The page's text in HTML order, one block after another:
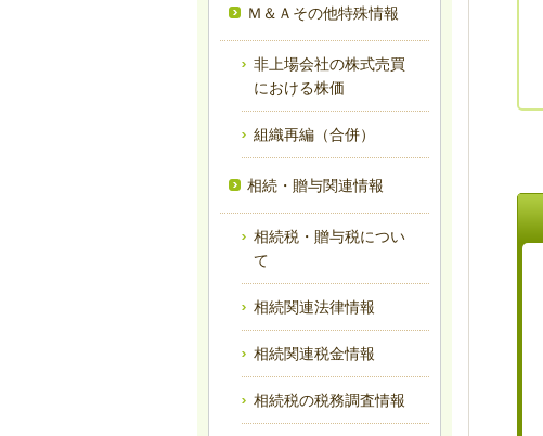
Ｍ＆Ａその他特殊情報
非上場会社の株式売買
における株価
組織再編（合併）
相続・贈与関連情報
相続税・贈与税につい
て
相続関連法律情報
相続関連税金情報
相続税の税務調査情報